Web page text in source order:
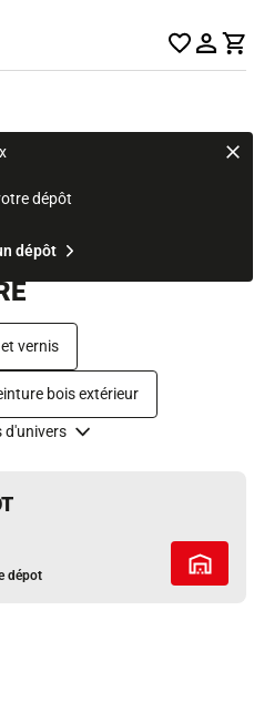
dépôt
dépôt
façade
vernis
bois extérieur
d'univers
dépot
Tous les